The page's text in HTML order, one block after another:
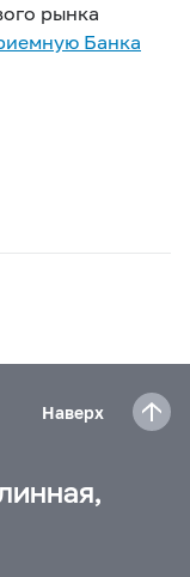
рынка
Банка
Наверх